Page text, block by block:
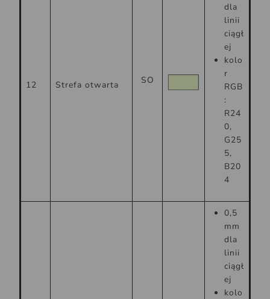
12 Strefa otwarta SO
dla
linii
ciągł
ej
kolo
r
RGB
:
R24
0,
G25
5,
B20
4
0,5
mm
dla
linii
ciągł
ej
kolo